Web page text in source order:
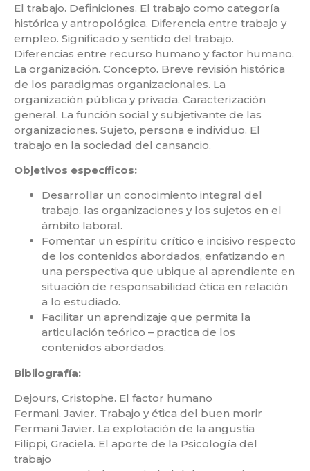
El trabajo. Definiciones. El trabajo como categoría
histórica y antropológica. Diferencia entre trabajo y
empleo. Significado y sentido del trabajo.
Diferencias entre recurso humano y factor humano.
La organización. Concepto. Breve revisión histórica
de los paradigmas organizacionales. La
organización pública y privada. Caracterización
general. La función social y subjetivante de las
organizaciones. Sujeto, persona e individuo. El
trabajo en la sociedad del cansancio.
Objetivos específicos:
Desarrollar un conocimiento integral del
trabajo, las organizaciones y los sujetos en el
ámbito laboral.
Fomentar un espíritu crítico e incisivo respecto
de los contenidos abordados, enfatizando en
una perspectiva que ubique al aprendiente en
situación de responsabilidad ética en relación
a lo estudiado.
Facilitar un aprendizaje que permita la
articulación teórico – practica de los
contenidos abordados.
Bibliografía:
Dejours, Cristophe. El factor humano
Fermani, Javier. Trabajo y ética del buen morir
Fermani Javier. La explotación de la angustia
Filippi, Graciela. El aporte de la Psicología del
trabajo